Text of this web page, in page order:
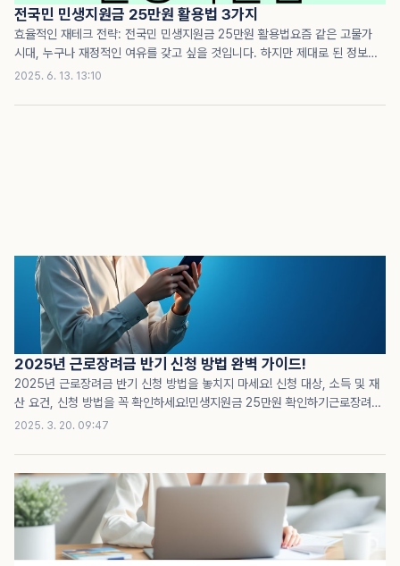
전국민 민생지원금 25만원 활용법 3가지
효율적인 재테크 전략: 전국민 민생지원금 25만원 활용법요즘 같은 고물가
시대, 누구나 재정적인 여유를 갖고 싶을 것입니다. 하지만 제대로 된 정보를
모른다면, 우리는 많은 기회를 놓칠 수 있습니다. 예를 들어, 전국민 민생지원
수 있습니다. 이번 글에서는 이러한 지원금을 어떻게 최적으로 활용할 수 있는
2025. 6. 13. 13:10
2025년 근로장려금 반기 신청 방법 완벽 가이드!
2025년 근로장려금 반기 신청 방법을 놓치지 마세요! 신청 대상, 소득 및 재
산 요건, 신청 방법을 꼭 확인하세요!민생지원금 25만원 확인하기근로장려금
이란? 근로장려금은 일정 소득 이하의 근로자(배우자 포함) 및 자영업자에게
역할을 합니다. 국세청에서 주관하며, 소득 및 재산 요건을 충족해야 신청할
수 있습니다.왜 근로장려금 반기 신청이 중요할까?과거에는 1년 치 소득을 기
준으로 다음 해에 신청해야 했으나, 반기 신청이 도입되면서 더 빠르게 근로장
려금을 받을 수 있게 되었습니다. ✔ 상반기분 신청: 9월 신청 → 12월 지급✔
하반기분 신청: 3월 신청 → 6월 지급 이제 하반기분 신청 기간이 다가왔습니
다. 절대 놓치지 마세요!?..
2025. 3. 20. 09:47